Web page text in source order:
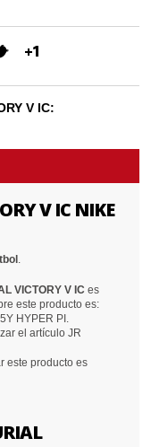
V IC:
V IC NIKE
.
VICTORY V IC es
este producto es:
HYPER PI.
el artículo JR
este producto es